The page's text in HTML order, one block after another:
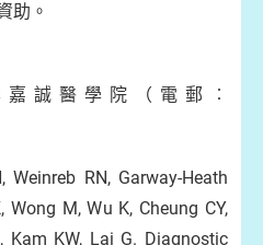
助。
誠醫學院（電郵︰
Weinreb RN, Garway-Heath
Wong M, Wu K, Cheung CY,
Kam KW, Lai G. Diagnostic